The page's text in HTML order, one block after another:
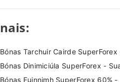
Bónas Tarchuir Cairde SuperForex
Bónas Dinimiciúla SuperForex -
Bónas Fuinnimh SuperForex 60%